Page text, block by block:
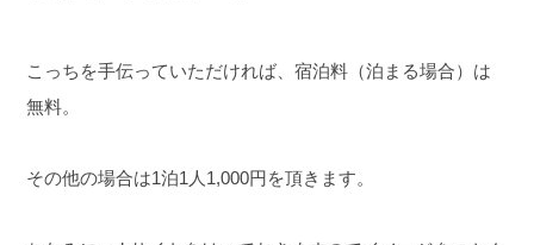
こっちを手伝っていただければ、宿泊料（泊まる場合）は
無料。
その他の場合は1泊1人1,000円を頂きます。